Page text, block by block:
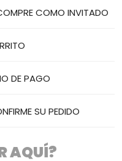
COMO INVITADO
DE PAGO
SU PEDIDO
AQUÍ?